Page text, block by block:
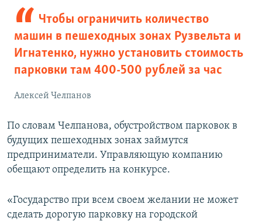
Чтобы ограничить количество
машин в пешеходных зонах Рузвельта и
Игнатенко, нужно установить стоимость
парковки там 400-500 рублей за час
Алексей Челпанов
По словам Челпанова, обустройством парковок в
будущих пешеходных зонах займутся
предприниматели. Управляющую компанию
обещают определить на конкурсе.
«Государство при всем своем желании не может
сделать дорогую парковку на городской